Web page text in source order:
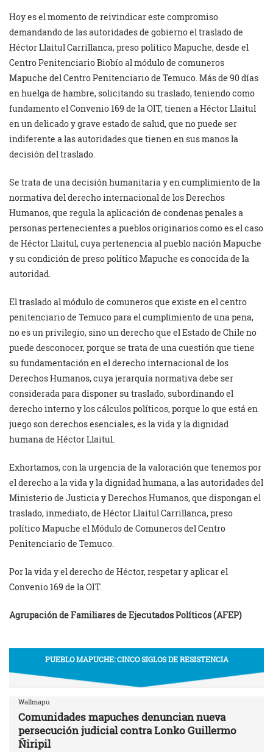
Hoy es el momento de reivindicar este compromiso
demandando de las autoridades de gobierno el traslado de
Héctor Llaitul Carrillanca, preso político Mapuche, desde el
Centro Penitenciario Biobío al módulo de comuneros
Mapuche del Centro Penitenciario de Temuco. Más de 90 días
en huelga de hambre, solicitando su traslado, teniendo como
fundamento el Convenio 169 de la OIT, tienen a Héctor Llaitul
en un delicado y grave estado de salud, que no puede ser
indiferente a las autoridades que tienen en sus manos la
decisión del traslado.
Se trata de una decisión humanitaria y en cumplimiento de la
normativa del derecho internacional de los Derechos
Humanos, que regula la aplicación de condenas penales a
personas pertenecientes a pueblos originarios como es el caso
de Héctor Llaitul, cuya pertenencia al pueblo nación Mapuche
y su condición de preso político Mapuche es conocida de la
autoridad.
El traslado al módulo de comuneros que existe en el centro
penitenciario de Temuco para el cumplimiento de una pena,
no es un privilegio, sino un derecho que el Estado de Chile no
puede desconocer, porque se trata de una cuestión que tiene
su fundamentación en el derecho internacional de los
Derechos Humanos, cuya jerarquía normativa debe ser
considerada para disponer su traslado, subordinando el
derecho interno y los cálculos políticos, porque lo que está en
juego son derechos esenciales, es la vida y la dignidad
humana de Héctor Llaitul.
Exhortamos, con la urgencia de la valoración que tenemos por
el derecho a la vida y la dignidad humana, a las autoridades del
Ministerio de Justicia y Derechos Humanos, que dispongan el
traslado, inmediato, de Héctor Llaitul Carrillanca, preso
político Mapuche el Módulo de Comuneros del Centro
Penitenciario de Temuco.
Por la vida y el derecho de Héctor, respetar y aplicar el
Convenio 169 de la OIT.
Agrupación de Familiares de Ejecutados Políticos (AFEP)
PUEBLO MAPUCHE: CINCO SIGLOS DE RESISTENCIA
Wallmapu
Comunidades mapuches denuncian nueva
persecución judicial contra Lonko Guillermo
Ñiripil